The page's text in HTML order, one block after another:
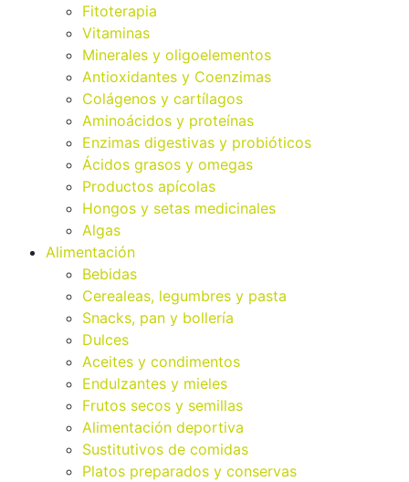
Fitoterapia
Vitaminas
Minerales y oligoelementos
Antioxidantes y Coenzimas
Colágenos y cartílagos
Aminoácidos y proteínas
Enzimas digestivas y probióticos
Ácidos grasos y omegas
Productos apícolas
Hongos y setas medicinales
Algas
Alimentación
Bebidas
Cerealeas, legumbres y pasta
Snacks, pan y bollería
Dulces
Aceites y condimentos
Endulzantes y mieles
Frutos secos y semillas
Alimentación deportiva
Sustitutivos de comidas
Platos preparados y conservas